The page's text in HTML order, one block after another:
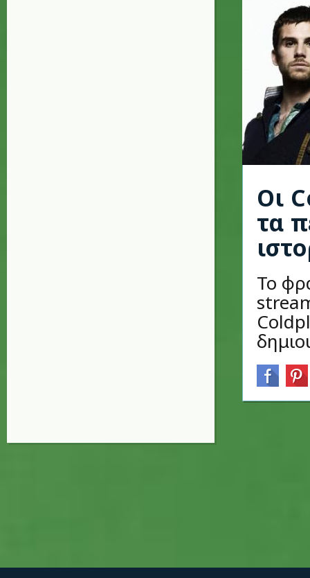
Οι
τα
Το